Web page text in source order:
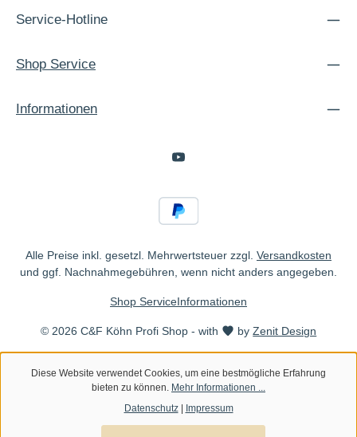
Service-Hotline
Shop Service
Informationen
Alle Preise inkl. gesetzl. Mehrwertsteuer zzgl. Versandkosten
und ggf. Nachnahmegebühren, wenn nicht anders angegeben.
© 2026 C&F Köhn Profi Shop - with byZenit Design
Shop ServiceInformationen
Diese Website verwendet Cookies, um eine bestmögliche Erfahrung
bieten zu können. Mehr Informationen ...
Datenschutz| Impressum